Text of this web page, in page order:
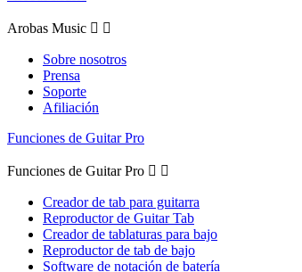
Arobas Music  
Sobre nosotros
Prensa
Soporte
Afiliación
Funciones de Guitar Pro
Funciones de Guitar Pro  
Creador de tab para guitarra
Reproductor de Guitar Tab
Creador de tablaturas para bajo
Reproductor de tab de bajo
Software de notación de batería